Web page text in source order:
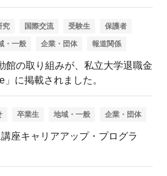
究 国際交流 受験生 保護者
・一般 企業・団体 報道関係
館の取り組みが、私立大学退職金
に掲載されました。
卒業生 地域・一般 企業・団体
座キャリアアップ・プログラ